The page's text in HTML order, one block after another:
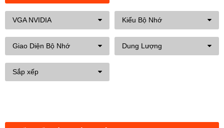
VGA NVIDIA Kiểu Bộ Nhớ
Giao Diện Bộ Nhớ Dung Lượng
Sắp xếp